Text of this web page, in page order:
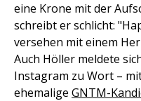
eine Krone mit der
schreibt er schlicht:
versehen mit einem
Auch Höller meldete
Instagram zu Wort –
ehemalige GNTM-